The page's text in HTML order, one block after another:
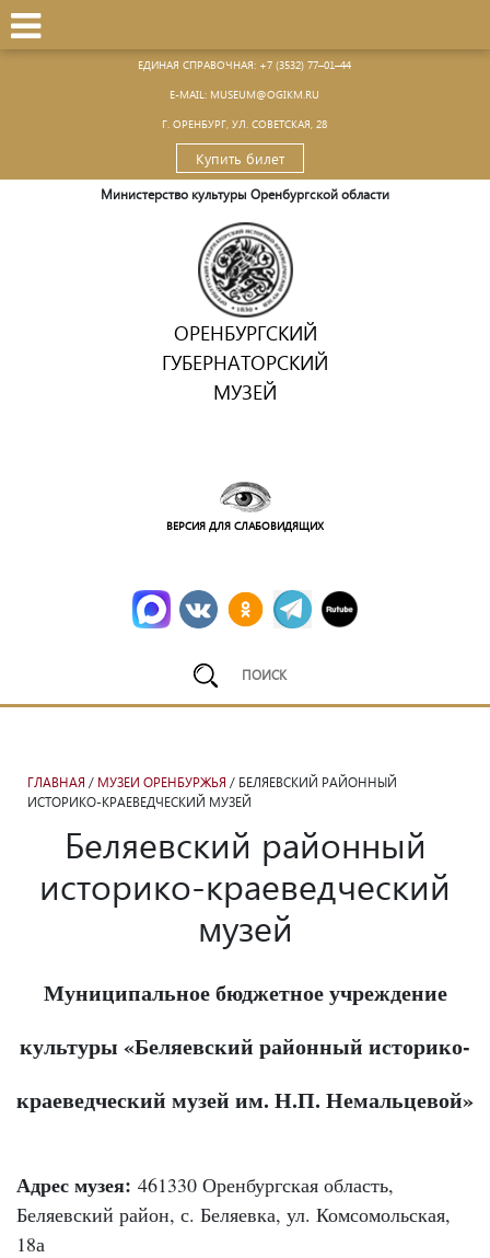
ЕДИНАЯ СПРАВОЧНАЯ: +7 (3532) 77–01–44
Е-MAIL: MUSEUM@OGIKM.RU
Г. ОРЕНБУРГ, УЛ. СОВЕТСКАЯ, 28
Купить билет
Министерство культуры Оренбургской области
ОРЕНБУРГСКИЙ
ГУБЕРНАТОРСКИЙ
МУЗЕЙ
ВЕРСИЯ ДЛЯ СЛАБОВИДЯЩИХ
ГЛАВНАЯ / МУЗЕИ ОРЕНБУРЖЬЯ / БЕЛЯЕВСКИЙ РАЙОННЫЙ
ИСТОРИКО-КРАЕВЕДЧЕСКИЙ МУЗЕЙ
Беляевский районный
историко-краеведческий
музей
Муниципальное бюджетное учреждение
культуры «Беляевский районный историко-
краеведческий музей им. Н.П. Немальцевой»
Адрес музея: 461330 Оренбургская область,
Беляевский район, с. Беляевка, ул. Комсомольская,
18а